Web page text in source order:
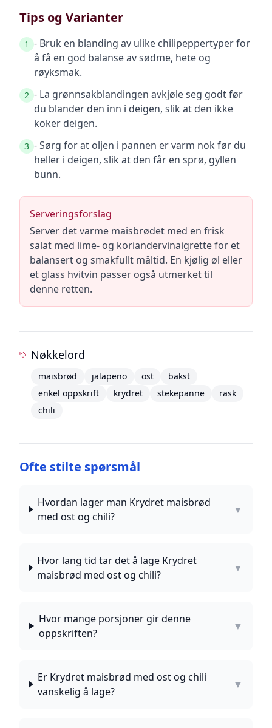
Tips og Varianter
1 - Bruk en blanding av ulike chilipeppertyper for
å få en god balanse av sødme, hete og
røyksmak.
2 - La grønnsakblandingen avkjøle seg godt før
du blander den inn i deigen, slik at den ikke
koker deigen.
3 - Sørg for at oljen i pannen er varm nok før du
heller i deigen, slik at den får en sprø, gyllen
bunn.
Serveringsforslag
Server det varme maisbrødet med en frisk
salat med lime- og koriandervinaigrette for et
balansert og smakfullt måltid. En kjølig øl eller
et glass hvitvin passer også utmerket til
denne retten.
Nøkkelord
maisbrød jalapeno ost
bakst
enkel oppskrift
krydret stekepanne
rask
chili
Ofte stilte spørsmål
Hvordan lager man Krydret maisbrød
med ost og chili?
▼
Hvor lang tid tar det å lage Krydret
maisbrød med ost og chili?
▼
Hvor mange porsjoner gir denne
oppskriften?
▼
Er Krydret maisbrød med ost og chili
vanskelig å lage?
▼